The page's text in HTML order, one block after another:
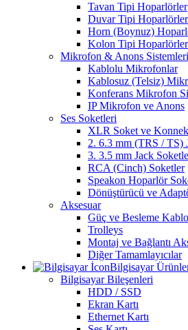
Tavan Tipi Hoparlörler
Duvar Tipi Hoparlörler
Horn (Boynuz)
Kolon Tipi Hoparlörler
Mikrofon & Anons Sistemleri
Kablolu Mikrofonlar
Kablosuz (Telsiz)
Konferans Mikrofon
IP Mikrofon ve Anons
Ses Soketleri
XLR Soket ve
2. 6.3 mm (TRS / TS)
3. 3.5 mm Jack
RCA (Cinch) Soketler
Speakon Hoparlör
Dönüştürücü ve
Aksesuar
Güç ve Besleme
Trolleys
Montaj ve Bağlantı
Diğer Tamamlayıcılar
Bilgisayar
Bilgisayar Bileşenleri
HDD / SSD
Ekran Kartı
Ethernet Kartı